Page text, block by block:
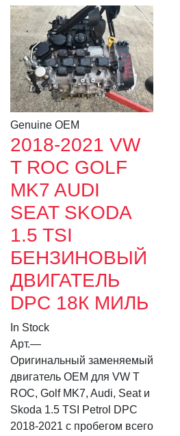
Genuine OEM
2018-2021 VW
T ROC GOLF
MK7 AUDI
SEAT SKODA
1.5 TSI
БЕНЗИНОВЫЙ
ДВИГАТЕЛЬ
DPC 18К МИЛЬ
In Stock
Арт.—
Оригинальный заменяемый
двигатель OEM для VW T
ROC, Golf MK7, Audi, Seat и
Skoda 1.5 TSI Petrol DPC
2018-2021 с пробегом всего